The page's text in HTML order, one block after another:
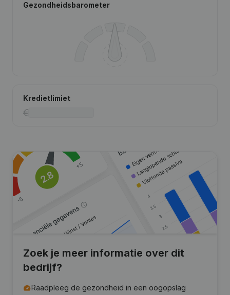
Gezondheidsbarometer
Kredietlimiet
Zoek je meer informatie over dit
bedrijf?
Raadpleeg de gezondheid in een oogopslag